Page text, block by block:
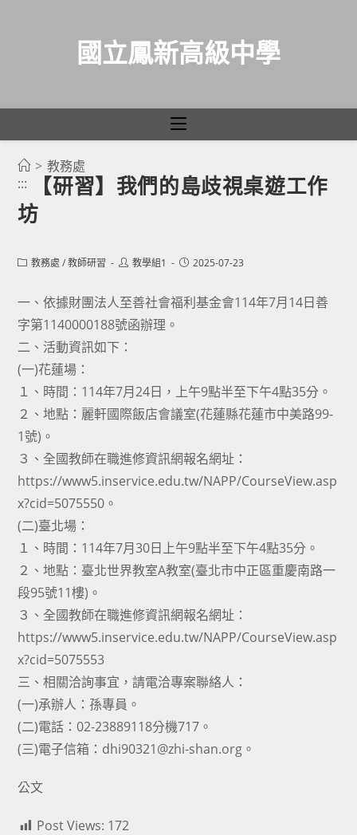
國立鳳新高級中學
> 教務處
:::
【研習】我們的島歧視桌遊工作
坊
Post教務處 / 教師研習
Post教學組1
Post2025-07-23
一、依據財團法人至善社會福利基金會114年7月14日善
字第1140000188號函辦理。
二、活動資訊如下：
(一)花蓮場：
１、時間：114年7月24日，上午9點半至下午4點35分。
２、地點：麗軒國際飯店會議室(花蓮縣花蓮市中美路99-
1號)。
３、全國教師在職進修資訊網報名網址：
https://www5.inservice.edu.tw/NAPP/CourseView.asp
x?cid=5075550。
(二)臺北場：
１、時間：114年7月30日上午9點半至下午4點35分。
２、地點：臺北世界教室A教室(臺北市中正區重慶南路一
段95號11樓)。
３、全國教師在職進修資訊網報名網址：
https://www5.inservice.edu.tw/NAPP/CourseView.asp
x?cid=5075553
三、相關洽詢事宜，請電洽專案聯絡人：
(一)承辦人：孫專員。
(二)電話：02-23889118分機717。
(三)電子信箱：dhi90321@zhi-shan.org。
公文
Post Views: 172